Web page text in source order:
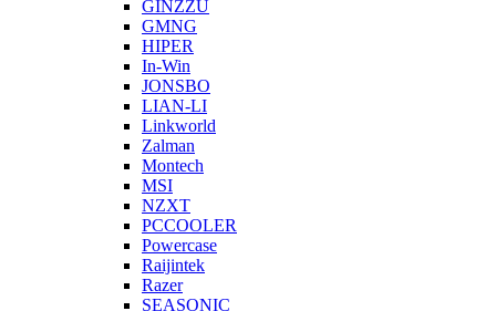
GINZZU
GMNG
HIPER
In-Win
JONSBO
LIAN-LI
Linkworld
Zalman
Montech
MSI
NZXT
PCCOOLER
Powercase
Raijintek
Razer
SEASONIC